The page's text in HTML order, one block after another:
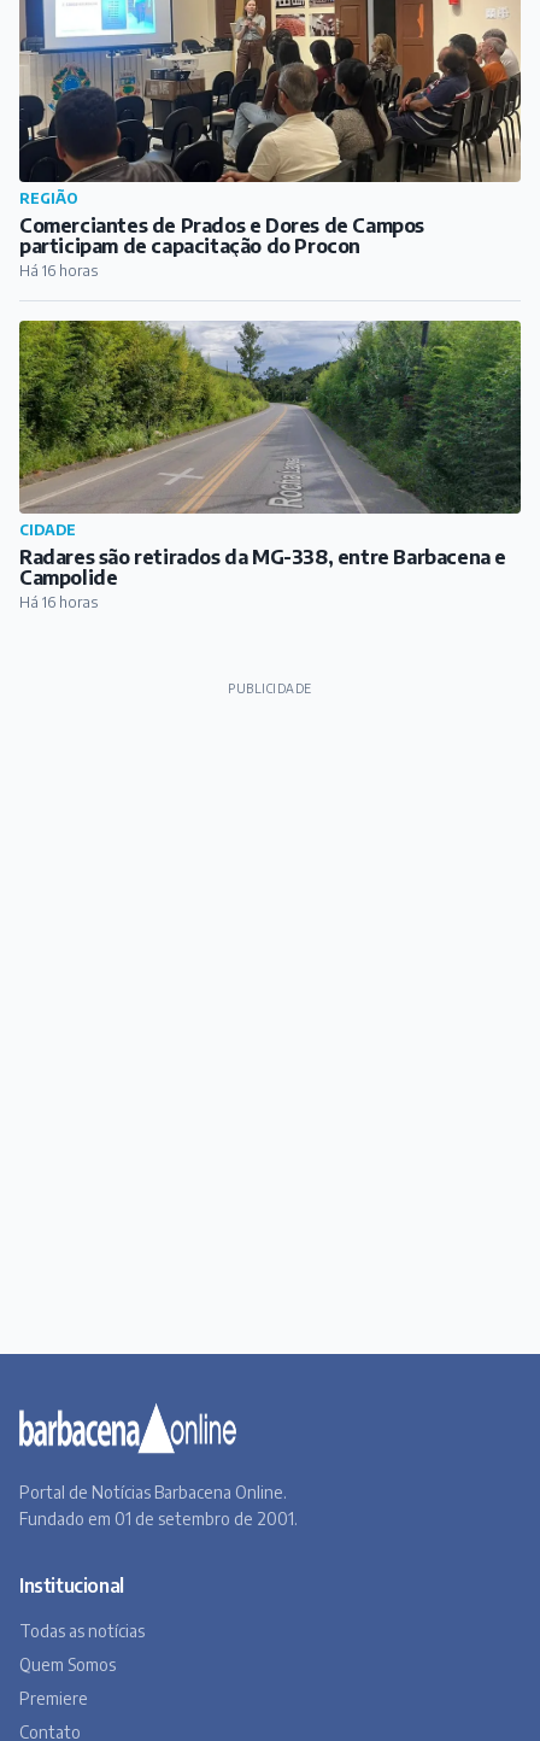
REGIÃO
Comerciantes de Prados e Dores de Campos
participam de capacitação do Procon
Há 16 horas
CIDADE
Radares são retirados da MG-338, entre Barbacena e
Campolide
Há 16 horas
PUBLICIDADE
Portal de Notícias Barbacena Online.
Fundado em 01 de setembro de 2001.
Institucional
Todas as notícias
Quem Somos
Premiere
Contato